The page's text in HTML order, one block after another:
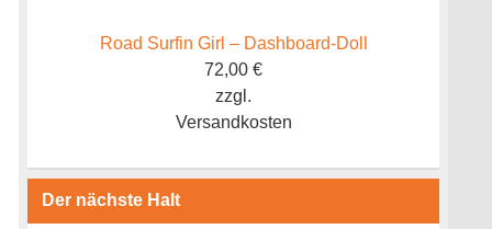
Road Surfin Girl – Dashboard-Doll
72,00€
zzgl.
Versandkosten
Der nächste Halt